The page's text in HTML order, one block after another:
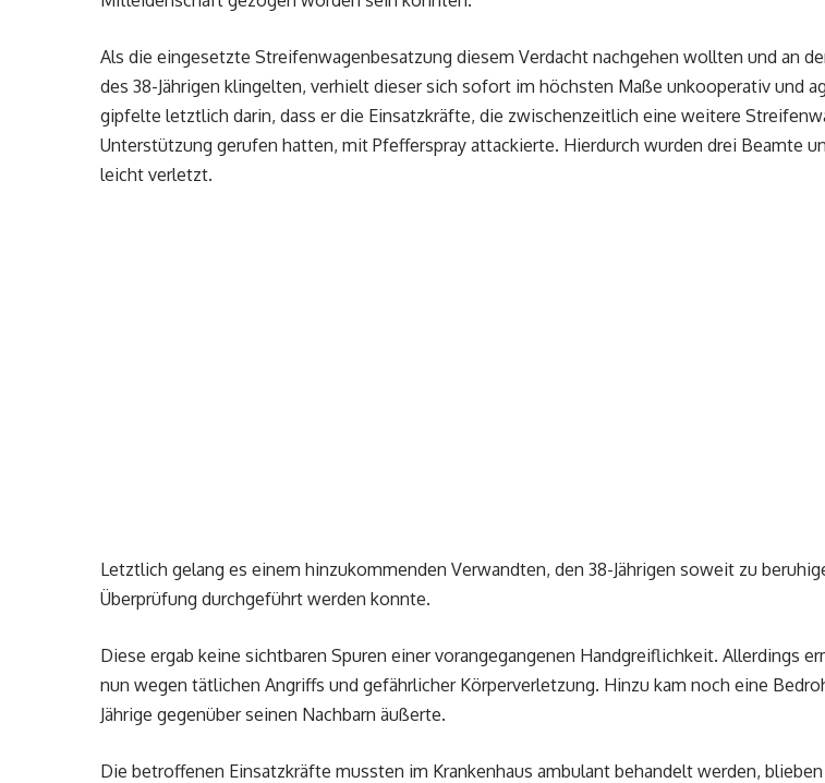
Als die eingesetzte Streifenwagenbesatzung diesem Verdacht nachgehen wollten und an
des 38-Jährigen klingelten, verhielt dieser sich sofort im höchsten Maße unkooperativ und
gipfelte letztlich darin, dass er die Einsatzkräfte, die zwischenzeitlich eine weitere
Unterstützung gerufen hatten, mit Pfefferspray attackierte. Hierdurch wurden drei Beamte
leicht verletzt.
Letztlich gelang es einem hinzukommenden Verwandten, den 38-Jährigen soweit zu
Überprüfung durchgeführt werden konnte.
Diese ergab keine sichtbaren Spuren einer vorangegangenen Handgreiflichkeit. Allerdings
nun wegen tätlichen Angriffs und gefährlicher Körperverletzung. Hinzu kam noch eine
Jährige gegenüber seinen Nachbarn äußerte.
Die betroffenen Einsatzkräfte mussten im Krankenhaus ambulant behandelt werden,